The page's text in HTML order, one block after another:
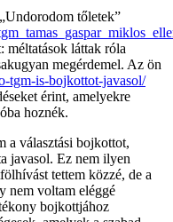
tőletek”
méltatások láttak róla
megérdemel. Az ön
tgm-is-bojkottot-javasol/
érint, amelyekre
hoznék.
a választási bojkottot,
javasol. Ez nem ilyen
tettem közzé, de a
nem voltam eléggé
bojkottjához